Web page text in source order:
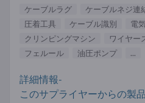
ケーブルラグ ケーブルネジ連
圧着工具
ケーブル識別
電
クリンピングマシン
ワイヤー
フェルール
油圧ポンプ ...
詳細情報-
このサプライヤーからの製品